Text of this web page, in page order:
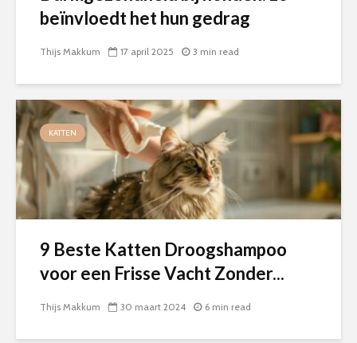
beïnvloedt het hun gedrag
Thijs Makkum 17 april 2025 3 min read
KATTEN
9 Beste Katten Droogshampoo
voor een Frisse Vacht Zonder...
Thijs Makkum 30 maart 2024 6 min read